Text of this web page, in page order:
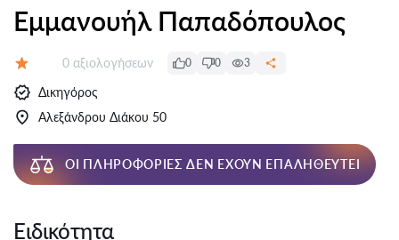
Εμμανουήλ Παπαδόπουλος
Αξιολογήσεις:
0 αξιολογήσεων 0 0 3
Δικηγόρος
Αλεξάνδρου Διάκου 50
ΟΙ ΠΛΗΡΟΦΟΡΊΕΣ ΔΕΝ ΈΧΟΥΝ ΕΠΑΛΗΘΕΥΤΕΊ
Ειδικότητα